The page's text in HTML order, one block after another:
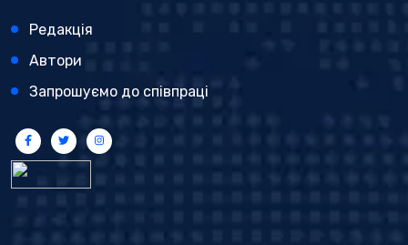
Редакція
Автори
Запрошуємо до співпраці